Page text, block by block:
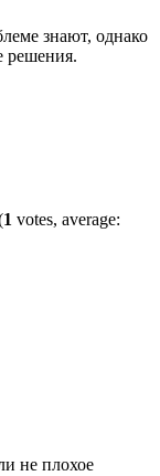
знают, однако
решения.
1 votes, average:
не плохое